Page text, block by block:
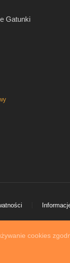
cookies
Gatunki